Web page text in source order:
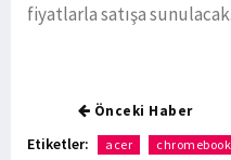
fiyatlarla satışa sunulacak.
Önceki Haber
Etiketler: acer chromebook